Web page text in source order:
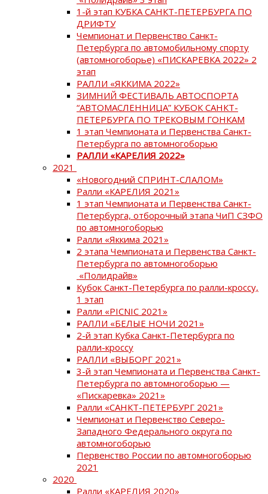
1-й этап КУБКА САНКТ-ПЕТЕРБУРГА ПО
ДРИФТУ
Чемпионат и Первенство Санкт-
Петербурга по автомобильному спорту
(автомногоборье) «ПИСКАРЕВКА 2022» 2
этап
РАЛЛИ «ЯККИМА 2022»
ЗИМНИЙ ФЕСТИВАЛЬ АВТОСПОРТА
“АВТОМАСЛЕННИЦА” КУБОК САНКТ-
ПЕТЕРБУРГА ПО ТРЕКОВЫМ ГОНКАМ
1 этап Чемпионата и Первенства Санкт-
Петербурга по автомногоборью
РАЛЛИ «КАРЕЛИЯ 2022»
2021
«Новогодний СПРИНТ-СЛАЛОМ»
Ралли «КАРЕЛИЯ 2021»
1 этап Чемпионата и Первенства Санкт-
Петербурга, отборочный этапа ЧиП СЗФО
по автомногоборью
Ралли «Яккима 2021»
2 этапа Чемпионата и Первенства Санкт-
Петербурга по автомногоборью
«Полидрайв»
Кубок Санкт-Петербурга по ралли-кроссу,
1 этап
Ралли «PICNIC 2021»
РАЛЛИ «БЕЛЫЕ НОЧИ 2021»
2-й этап Кубка Санкт-Петербурга по
ралли-кроссу
РАЛЛИ «ВЫБОРГ 2021»
3-й этап Чемпионата и Первенства Санкт-
Петербурга по автомногоборью —
«Пискаревка» 2021»
Ралли «САНКТ-ПЕТЕРБУРГ 2021»
Чемпионат и Первенство Северо-
Западного Федерального округа по
автомногоборью
Первенство России по автомногоборью
2021
2020
Ралли «КАРЕЛИЯ 2020»